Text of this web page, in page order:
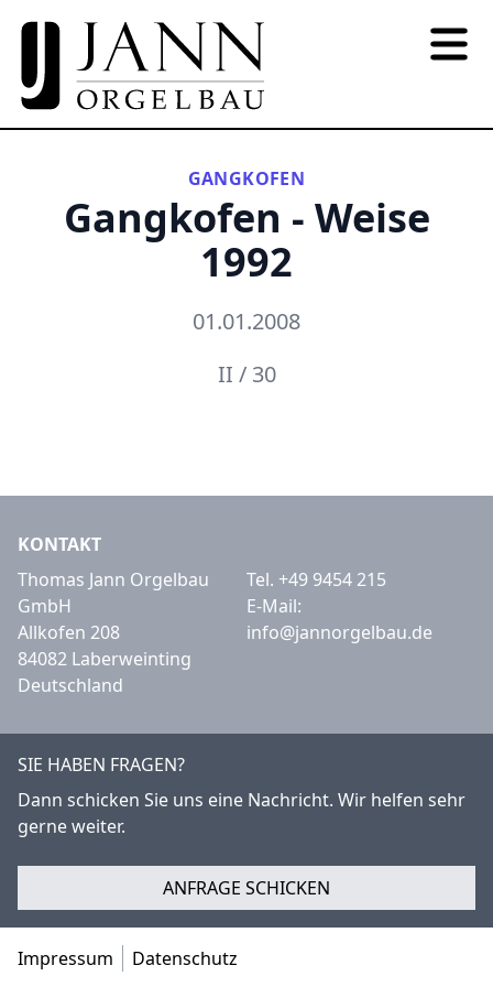
GANGKOFEN
Gangkofen - Weise
1992
01.01.2008
II / 30
KONTAKT
Thomas Jann Orgelbau
GmbH
Allkofen 208
84082 Laberweinting
Deutschland
Tel. +49 9454 215
E-Mail:
info@jannorgelbau.de
SIE HABEN FRAGEN?
Dann schicken Sie uns eine Nachricht. Wir helfen sehr
gerne weiter.
ANFRAGE SCHICKEN
Impressum Datenschutz